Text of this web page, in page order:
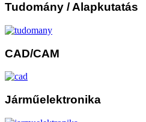
Tudomány / Alapkutatás
CAD/CAM
Járműelektronika